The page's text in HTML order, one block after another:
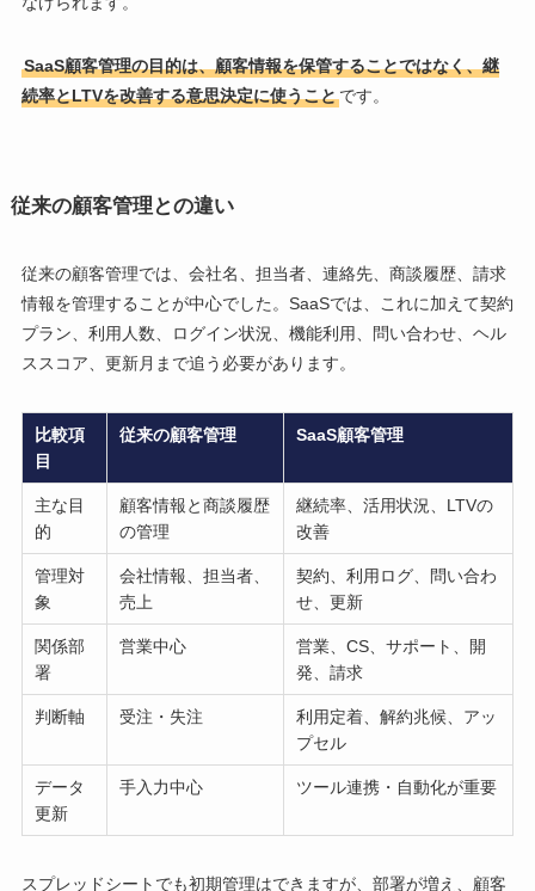
SaaS顧客管理の目的は、顧客情報を保管することではなく、継
続率とLTVを改善する意思決定に使うことです。
従来の顧客管理との違い
従来の顧客管理では、会社名、担当者、連絡先、商談履歴、請求
情報を管理することが中心でした。SaaSでは、これに加えて契約
プラン、利用人数、ログイン状況、機能利用、問い合わせ、ヘル
ススコア、更新月まで追う必要があります。
比較項
目
従来の顧客管理 SaaS顧客管理
主な目
的
顧客情報と商談履歴
の管理
継続率、活用状況、LTVの
改善
管理対
象
会社情報、担当者、
売上
契約、利用ログ、問い合わ
せ、更新
関係部
署
営業中心
営業、CS、サポート、開
発、請求
判断軸 受注・失注
利用定着、解約兆候、アッ
プセル
データ
更新
手入力中心 ツール連携・自動化が重要
スプレッドシートでも初期管理はできますが、部署が増え、顧客